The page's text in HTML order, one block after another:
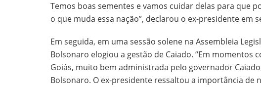
Temos boas sementes e vamos cuidar delas para que
o que muda essa nação”, declarou o ex-presidente em
Em seguida, em uma sessão solene na Assembleia
Bolsonaro elogiou a gestão de Caiado. “Em momentos
Goiás, muito bem administrada pelo governador
Bolsonaro. O ex-presidente ressaltou a importância de